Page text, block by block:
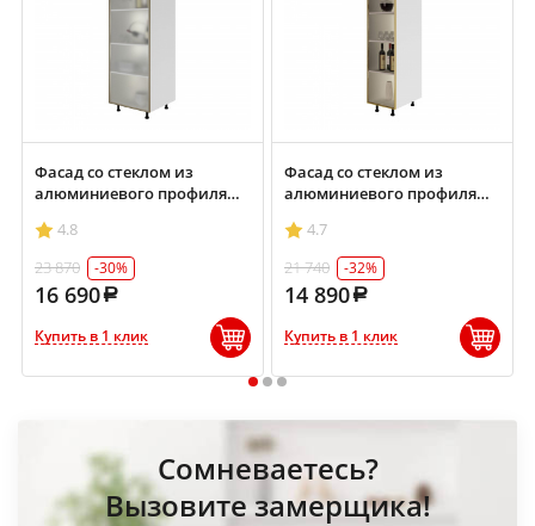
Фасад со стеклом из
алюминиевого профиля
4.8
23 870
-30%
16 690
Купить в 1 клик
Фасад со стеклом из
алюминиевого профиля
4.7
21 740
-32%
14 890
Купить в 1 клик
1 2 3
Сомневаетесь?
Вызовите замерщика!